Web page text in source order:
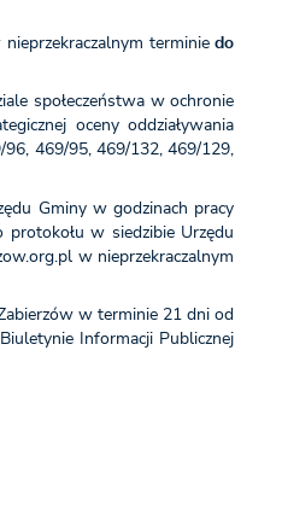
nieprzekraczalnym terminiedo
społeczeństwa w ochronie
oceny oddziaływania
96, 469/95, 469/132, 469/129,
Gminy w godzinach pracy
w siedzibie Urzędu
w nieprzekraczalnym
w terminie 21 dni od
Informacji Publicznej